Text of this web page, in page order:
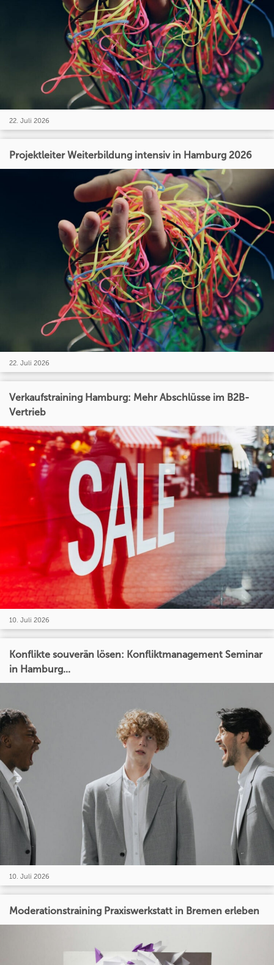
22. Juli 2026
Projektleiter Weiterbildung intensiv in Hamburg 2026
22. Juli 2026
Verkaufstraining Hamburg: Mehr Abschlüsse im B2B-
Vertrieb
10. Juli 2026
Konflikte souverän lösen: Konfliktmanagement Seminar
in Hamburg...
10. Juli 2026
Moderationstraining Praxiswerkstatt in Bremen erleben